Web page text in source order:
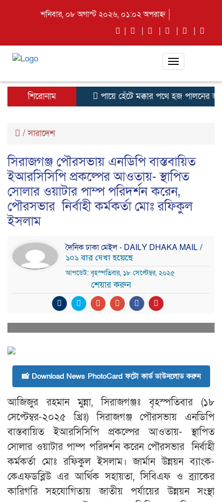
শনিবার, ০৮ অগাস্ট ২০২৬, ০১:০২ অপরাহ্ন
Toggle
শিরোনাম
পায়ে হেঁটে মক্কার পথে হজ পালনের
/সারাদেশ
সিরাজগঞ্জ পৌরসভায় এনডিপি বাস্তবায়িত
ইআরসিসিপি প্রকল্পের আওতায়- স্থাপিত
সোলার ওয়াটার পাম্প পরিদর্শন করেন,
পৌরসভার নির্বাহী কর্মকর্তা মোঃ রফিকুল
ইসলাম
দৈনিক ঢাকা মেইল - DAILY DHAKA MAIL/
১০১ বার দেখা হয়েছে
আপডেট: বৃহস্পতিবার, ১৮ সেপ্টেম্বর, ২০২৫
শেয়ার করুন
📸 Download News PhotoCard ফটো কার্ড ডাউনলোড করুন
আজিজুর রহমান মুন্না, সিরাজগঞ্জঃ বৃহস্পতিবার (১৮
সেপ্টেম্বর-২০২৫ খ্রিঃ) সিরাজগঞ্জ পৌরসভায় এনডিপি
বাস্তবায়িত ইআরসিসিপি প্রকল্পের আওতায়- স্থাপিত
সোলার ওয়াটার পাম্প পরিদর্শন করেন পৌরসভার নির্বাহী
কর্মকর্তা মোঃ রফিকুল ইসলাম। জার্মান উন্নয়ন ব্যাংক-
কেএফডব্লিউ এর আর্থিক সহায়তা, সিবিএফ ও ব্র্যাকের
কারিগরি সহযোগিতায় জাতীয় পর্যায়ের উন্নয়ন সংস্থা